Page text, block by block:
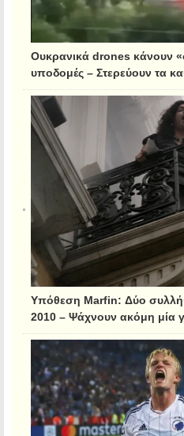
Ουκρανικά drones κάνουν
υποδομές – Στερεύουν τα
Υπόθεση Marfin: Δύο
2010 – Ψάχνουν ακόμη μία